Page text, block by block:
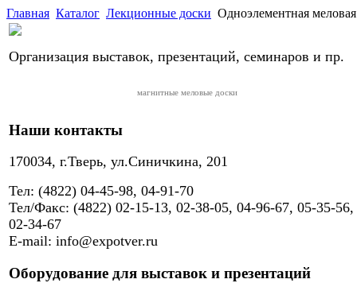
Главная Каталог Лекционные доски Одноэлементная
Организация выставок, презентаций, семинаров и пр.
магнитные меловые доски
Наши контакты
170034, г.Тверь, ул.Синичкина, 201
Тел: (4822) 04-45-98, 04-91-70
Тел/Факс: (4822) 02-15-13, 02-38-05, 04-96-67, 05-35-56,
02-34-67
E-mail: info@expotver.ru
Оборудование для выставок и презентаций